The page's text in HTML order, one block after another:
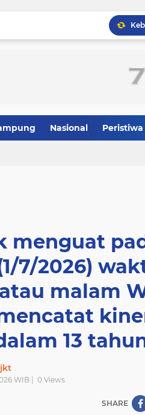
Nasional Peristiwa
menguat
7/2026)
malam
13
WIB | 0Views
SHARE